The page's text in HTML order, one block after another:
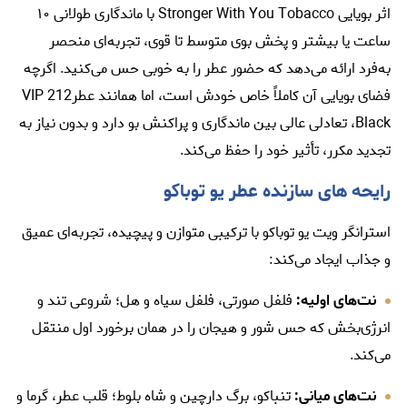
اثر بویایی Stronger With You Tobacco با ماندگاری طولانی ۱۰
ساعت یا بیشتر و پخش بوی متوسط تا قوی، تجربه‌ای منحصر
به‌فرد ارائه می‌دهد که حضور عطر را به خوبی حس می‌کنید. اگرچه
فضای بویایی آن کاملاً خاص خودش است، اما همانند
عطر212 VIP
Black، تعادلی عالی بین ماندگاری و پراکنش بو دارد و بدون نیاز به
تجدید مکرر، تأثیر خود را حفظ می‌کند.
رایحه‌ های سازنده عطر یو توباکو
استرانگر ویت یو توباکو با ترکیبی متوازن و پیچیده، تجربه‌ای عمیق
و جذاب ایجاد می‌کند:
نت‌های اولیه: فلفل صورتی، فلفل سیاه و هل؛ شروعی تند و
انرژی‌بخش که حس شور و هیجان را در همان برخورد اول منتقل
می‌کند.
نت‌های میانی:تنباکو، برگ دارچین و شاه بلوط؛ قلب عطر، گرما و